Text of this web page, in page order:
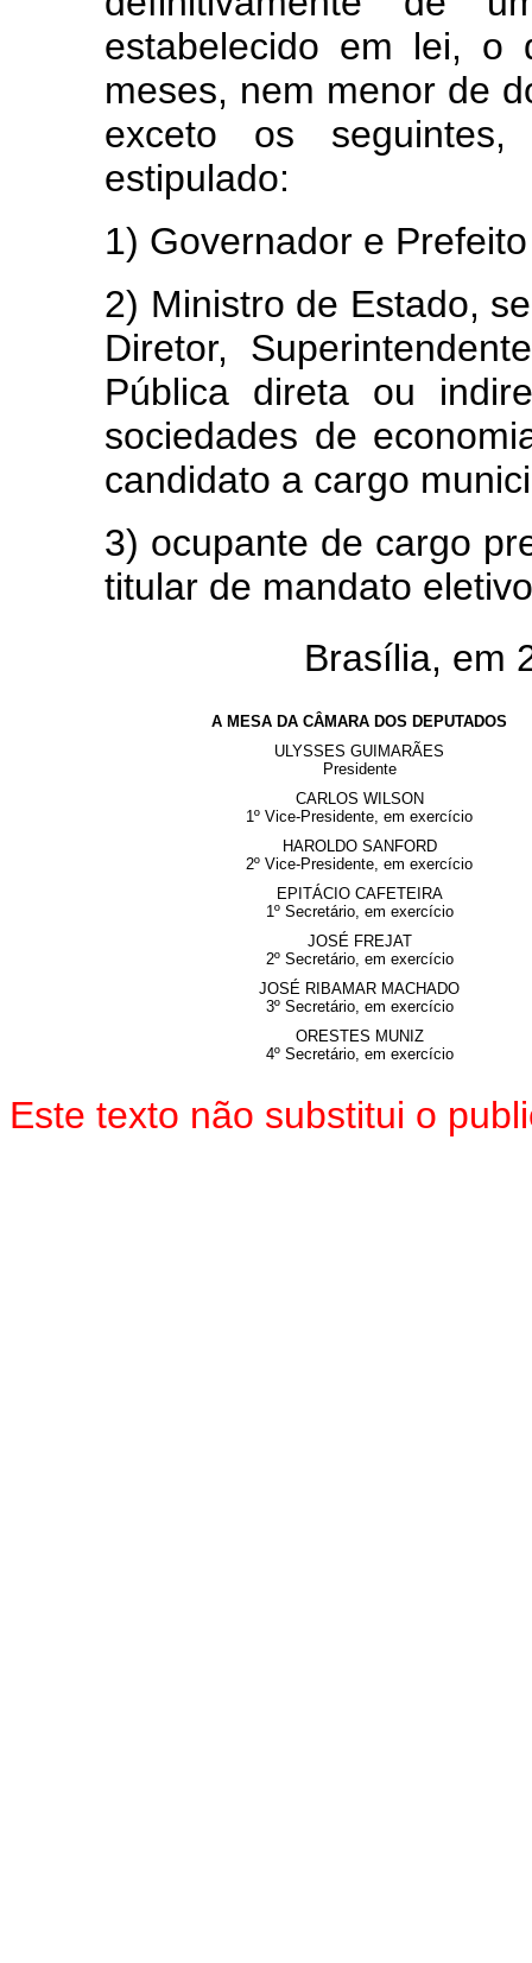
estabelecido em lei, o
meses, nem menor de
exceto os
estipulado:
1) Governador e
2) Ministro de Estado,
Diretor,
Pública direta ou
sociedades de
candidato a cargo
3) ocupante de cargo
titular de mandato
Brasília, em
A MESA DA CÂMARA DOS DEPUTADOS
ULYSSES GUIMARÃES
Presidente
CARLOS WILSON
1º Vice-Presidente, em exercício
HAROLDO SANFORD
2º Vice-Presidente, em exercício
EPITÁCIO CAFETEIRA
1º Secretário, em exercício
JOSÉ FREJAT
2º Secretário, em exercício
JOSÉ RIBAMAR MACHADO
3º Secretário, em exercício
ORESTES MUNIZ
4º Secretário, em exercício
Este texto não substitui o